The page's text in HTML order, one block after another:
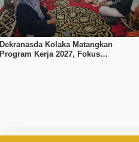
Dekranasda Kolaka Matangkan
Program Kerja 2027, Fokus